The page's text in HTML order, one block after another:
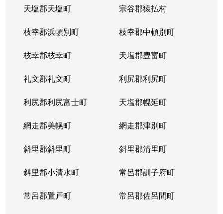
天塩郡天塩町 宗谷郡猿払村
枝幸郡浜頓別町 枝幸郡中頓別町
枝幸郡枝幸町 天塩郡豊富町
礼文郡礼文町 利尻郡利尻町
利尻郡利尻富士町 天塩郡幌延町
網走郡美幌町 網走郡津別町
斜里郡斜里町 斜里郡清里町
斜里郡小清水町 常呂郡訓子府町
常呂郡置戸町 常呂郡佐呂間町